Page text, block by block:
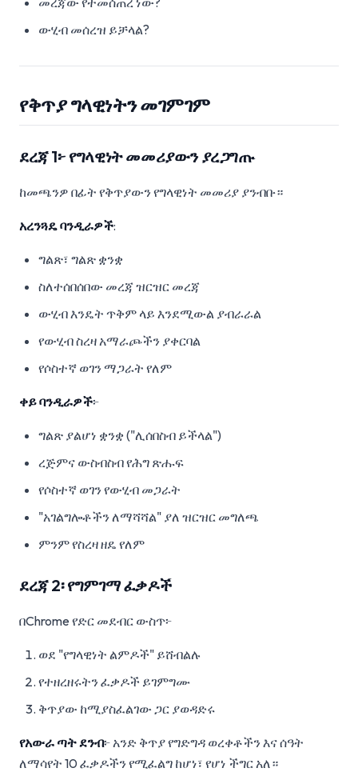
ውሂብ መሰረዝ ይቻላል?
የቅጥያ ግላዊነትን መገምገም
ደረጃ 1፦ የግላዊነት መመሪያውን ያረጋግጡ
ከመጫንዎ በፊት የቅጥያውን የግላዊነት መመሪያ ያንብቡ።
አረንጓዴ ባንዲራዎች:
ግልጽ፣ ግልጽ ቋንቋ
ስለተሰበሰበው መረጃ ዝርዝር መረጃ
ውሂብ እንዴት ጥቅም ላይ እንደሚውል ያብራራል
የውሂብ ስረዛ አማራጮችን ያቀርባል
የሶስተኛ ወገን ማጋራት የለም
ቀይ ባንዲራዎች፦
ግልጽ ያልሆነ ቋንቋ ("ሊሰበስብ ይችላል")
ረጅምና ውስብስብ የሕግ ጽሑፍ
የሶስተኛ ወገን የውሂብ መጋራት
"አገልግሎቶችን ለማሻሻል" ያለ ዝርዝር መግለጫ
ምንም የስረዛ ዘዴ የለም
ደረጃ 2፡ የግምገማ ፈቃዶች
በChrome የድር መደብር ውስጥ፦
ወደ "የግላዊነት ልምዶች" ይሸብልሉ
የተዘረዘሩትን ፈቃዶች ይገምግሙ
ቅጥያው ከሚያስፈልገው ጋር ያወዳድሩ
የአውራ ጣት ደንብ፦ አንድ ቅጥያ የግድግዳ ወረቀቶችን እና ሰዓት
ለማሳየት 10 ፈቃዶችን የሚፈልግ ከሆነ፣ የሆነ ችግር አለ።